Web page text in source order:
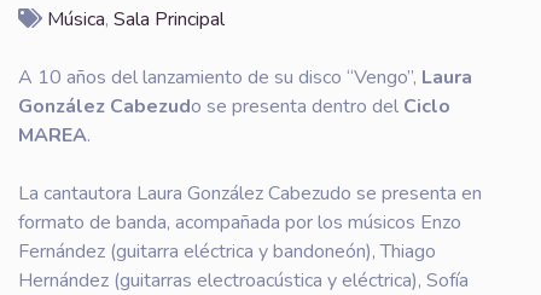
Música, Sala Principal
A 10 años del lanzamiento de su disco “Vengo”, Laura
González Cabezudo se presenta dentro del Ciclo
MAREA.
La cantautora Laura González Cabezudo se presenta en
formato de banda, acompañada por los músicos Enzo
Fernández (guitarra eléctrica y bandoneón), Thiago
Hernández (guitarras electroacústica y eléctrica), Sofía